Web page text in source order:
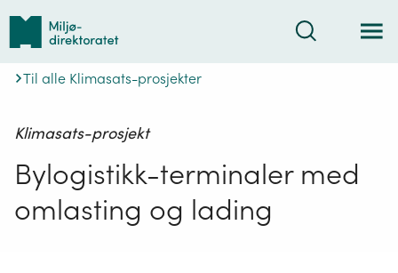
Tilbake
forsiden
Søk
Til alle Klimasats-prosjekter
Klimasats-prosjekt
Bylogistikk-terminaler med
omlasting og lading